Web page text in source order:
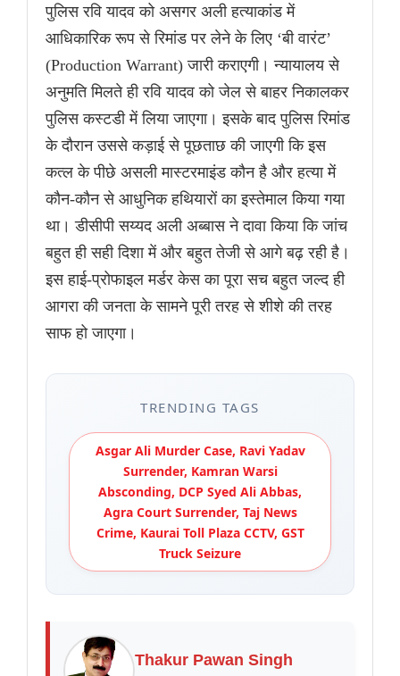
पुलिस रवि यादव को असगर अली हत्याकांड में
आधिकारिक रूप से रिमांड पर लेने के लिए ‘बी वारंट’
(Production Warrant) जारी कराएगी। न्यायालय से
अनुमति मिलते ही रवि यादव को जेल से बाहर निकालकर
पुलिस कस्टडी में लिया जाएगा। इसके बाद पुलिस रिमांड
के दौरान उससे कड़ाई से पूछताछ की जाएगी कि इस
कत्ल के पीछे असली मास्टरमाइंड कौन है और हत्या में
कौन-कौन से आधुनिक हथियारों का इस्तेमाल किया गया
था। डीसीपी सय्यद अली अब्बास ने दावा किया कि जांच
बहुत ही सही दिशा में और बहुत तेजी से आगे बढ़ रही है।
इस हाई-प्रोफाइल मर्डर केस का पूरा सच बहुत जल्द ही
आगरा की जनता के सामने पूरी तरह से शीशे की तरह
साफ हो जाएगा।
TRENDING TAGS
Asgar Ali Murder Case, Ravi Yadav
Surrender, Kamran Warsi
Absconding, DCP Syed Ali Abbas,
Agra Court Surrender, Taj News
Crime, Kaurai Toll Plaza CCTV, GST
Truck Seizure
Thakur Pawan Singh